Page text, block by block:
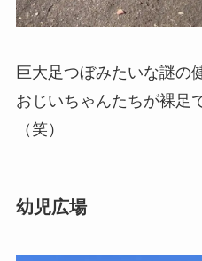
巨大足つぼみたいな謎の
おじいちゃんたちが裸足
（笑）
幼児広場